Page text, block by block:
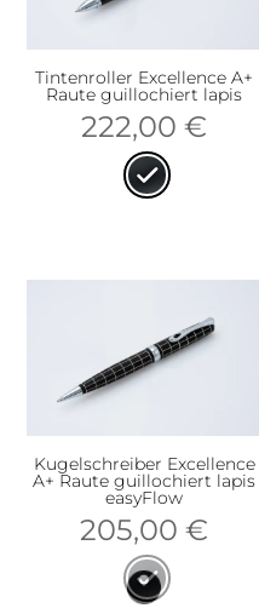
Tintenroller Excellence A+
Raute guillochiert lapis
222,00€
Kugelschreiber Excellence
A+ Raute guillochiert lapis
easyFlow
205,00€